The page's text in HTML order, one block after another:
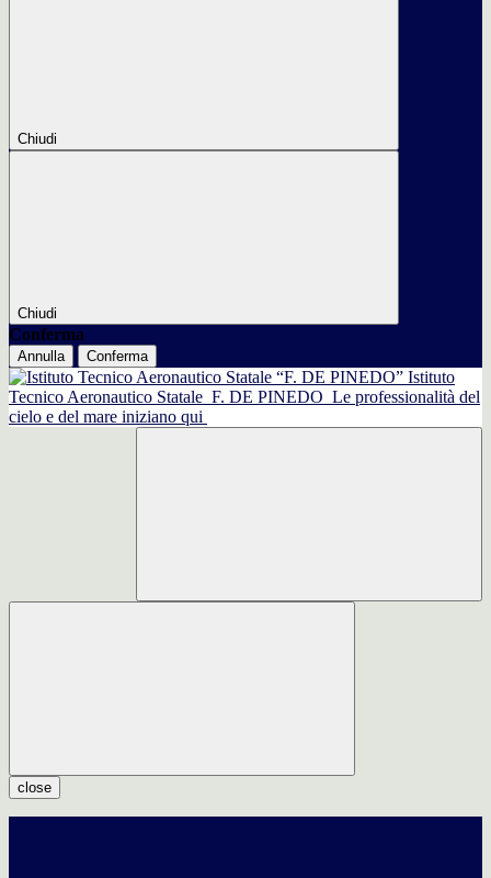
Chiudi
Chiudi
Conferma
Annulla Conferma
Istituto
Tecnico Aeronautico Statale F. DE PINEDO Le professionalità del
cielo e del mare iniziano qui
close